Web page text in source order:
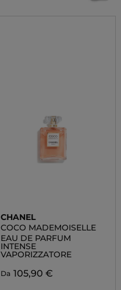
CHANEL
COCO MADEMOISELLE
EAU DE PARFUM
INTENSE
VAPORIZZATORE
Da 105,90 €